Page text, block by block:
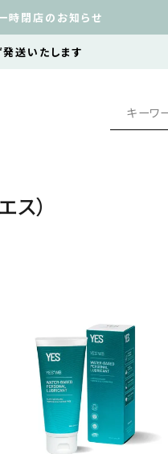
時閉店のお知らせ
送いたします
ス）